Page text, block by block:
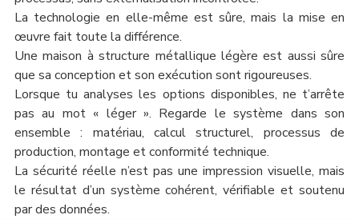
La technologie en elle-même est sûre, mais la mise en
œuvre fait toute la différence.
Une maison à structure métallique légère est aussi sûre
que sa conception et son exécution sont rigoureuses.
Lorsque tu analyses les options disponibles, ne t’arrête
pas au mot « léger ». Regarde le système dans son
ensemble : matériau, calcul structurel, processus de
production, montage et conformité technique.
La sécurité réelle n’est pas une impression visuelle, mais
le résultat d’un système cohérent, vérifiable et soutenu
par des données.